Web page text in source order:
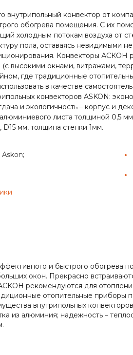
внутрипольный конвектор от
обогрева помещения. С их
холодным потокам воздуха от
пола, оставаясь невидимыми
Конвекторы АСКОН
высокими окнами, витражами,
где традиционные
в качестве
конвекторов ASKON:
и экологичность – корпус и
листа толщиной 0,5
D15 мм, толщина стенки 1мм.
Аskon;
и быстрого
окон. Прекрасно
рекомендуются для
отопительные приборы
внутрипольных
из алюминия; надежность –